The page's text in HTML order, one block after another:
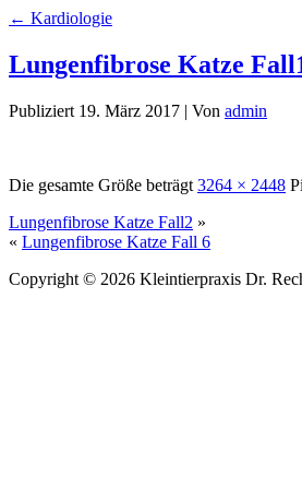
← Kardiologie
Lungenfibrose Katze
Publiziert 19. März 2017 | Von admin
Die gesamte Größe beträgt 3264 × 2448
Lungenfibrose Katze Fall2 »
« Lungenfibrose Katze Fall 6
Copyright © 2026 Kleintierpraxis Dr.